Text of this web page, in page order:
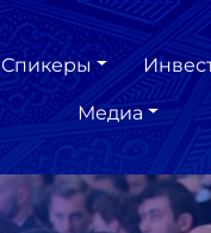
Спикеры
Медиа